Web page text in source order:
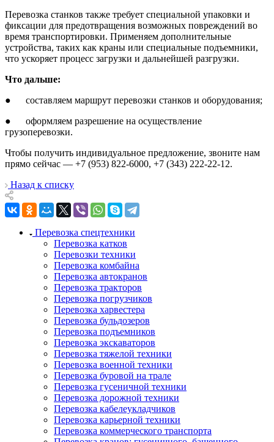
Перевозка станков также требует специальной упаковки и
фиксации для предотвращения возможных повреждений во
время транспортировки. Применяем дополнительные
устройства, таких как краны или специальные подъемники,
что ускоряет процесс загрузки и дальнейшей разгрузки.
Что дальше:
● составляем маршрут перевозки станков и оборудования;
● оформляем разрешение на осуществление
грузоперевозки.
Чтобы получить индивидуальное предложение, звоните нам
прямо сейчас — +7 (953) 822-6000, +7 (343) 222-22-12.
Назад к списку
Перевозка спецтехники
Перевозка катков
Перевозки техники
Перевозка комбайна
Перевозка автокранов
Перевозка тракторов
Перевозка погрузчиков
Перевозка харвестера
Перевозка бульдозеров
Перевозка подъемников
Перевозка экскаваторов
Перевозка тяжелой техники
Перевозка военной техники
Перевозка буровой на трале
Перевозка гусеничной техники
Перевозка дорожной техники
Перевозка кабелеукладчиков
Перевозка карьерной техники
Перевозка коммерческого транспорта